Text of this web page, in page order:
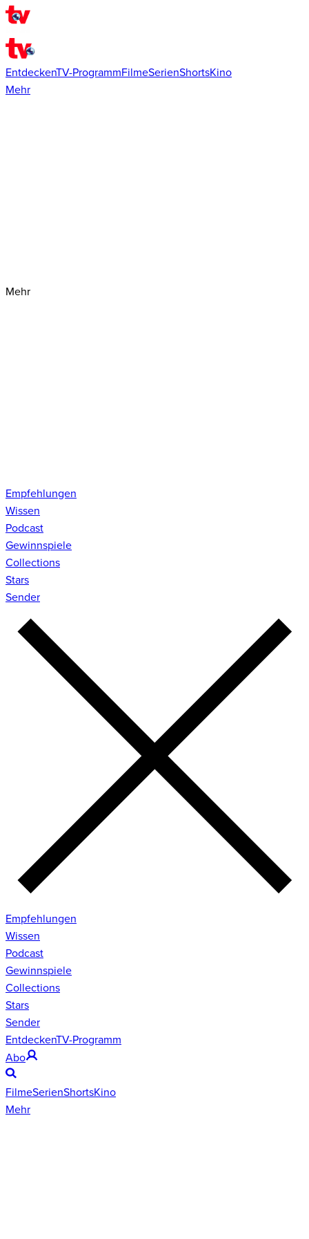
EntdeckenTV-ProgrammFilmeSerienShortsKino
Mehr
Mehr
Empfehlungen
Wissen
Podcast
Gewinnspiele
Collections
Stars
Sender
Empfehlungen
Wissen
Podcast
Gewinnspiele
Collections
Stars
Sender
EntdeckenTV-Programm
Abo
FilmeSerienShortsKino
Mehr